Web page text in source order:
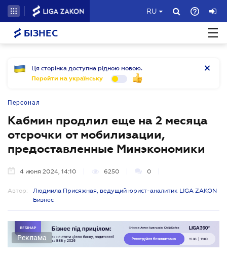
RU
БІЗНЕС
Ця сторінка доступна рідною мовою.
Перейти на українську
Персонал
Кабмин продлил еще на 2 месяца
отсрочки от мобилизации,
предоставленные Минэкономики
4 июня 2024, 14:10 6250 0
Автор:
Людмила Присяжная, ведущий юрист-аналитик LIGA ZAKON
Бизнес
Реклама